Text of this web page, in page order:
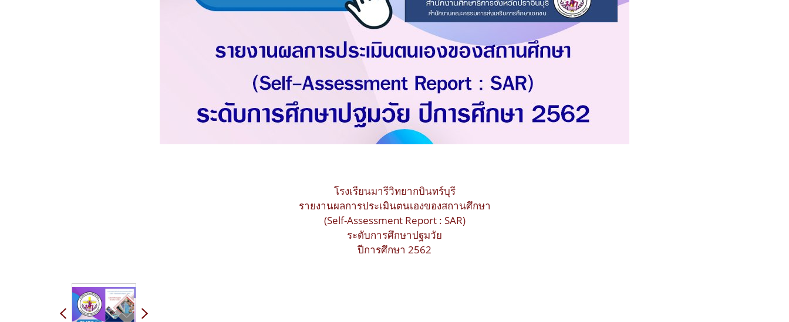
โรงเรียนมารีวิทยากบินทร์บุรี
รายงานผลการประเมินตนเองของสถานศึกษา
(Self-Assessment Report : SAR)
ระดับการศึกษาปฐมวัย
ปีการศึกษา 2562